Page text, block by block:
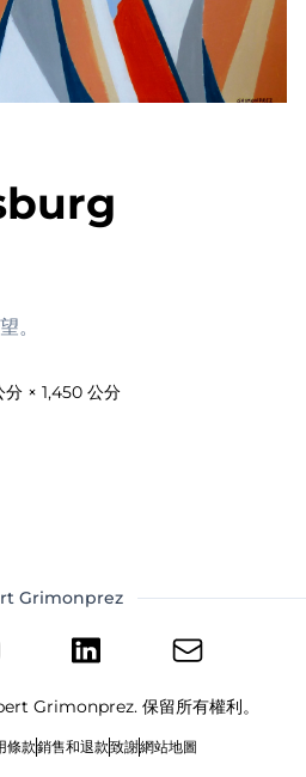
。
× 1,450 公分
Grimonprez
Grimonprez. 保留所有權利。
條款銷售和退款致謝網站地圖